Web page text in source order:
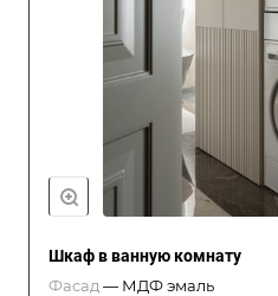
Шкаф в ванную комнату
Фасад — МДФ эмаль